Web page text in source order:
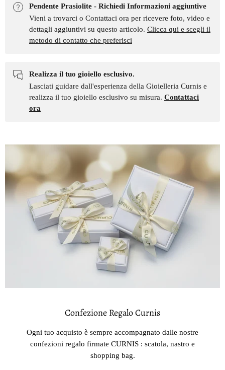
Pendente Prasiolite - Richiedi Informazioni aggiuntive
Vieni a trovarci o Contattaci ora per ricevere foto, video e
dettagli aggiuntivi su questo articolo. Clicca qui e scegli il
metodo di contatto che preferisci
Realizza il tuo gioiello esclusivo.
Lasciati guidare dall'esperienza della Gioielleria Curnis e
realizza il tuo gioiello esclusivo su misura. Contattaci
ora
Confezione Regalo Curnis
Ogni tuo acquisto è sempre accompagnato dalle nostre
confezioni regalo firmate CURNIS : scatola, nastro e
shopping bag.